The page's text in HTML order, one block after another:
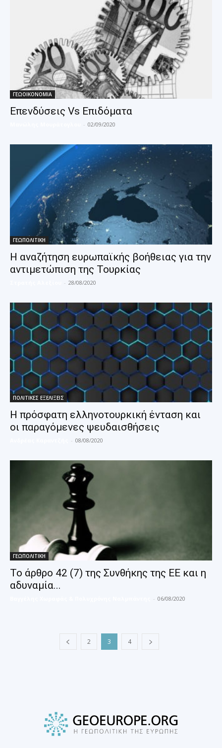
ΓΕΩΟΙΚΟΝΟΜΙΑ
Επενδύσεις Vs Επιδόματα
- 02/09/2020
ΓΕΩΠΟΛΙΤΙΚΗ
Η αναζήτηση ευρωπαϊκής βοήθειας για την
αντιμετώπιση της Τουρκίας
- 28/08/2020
ΠΟΛΙΤΙΚΕΣ ΕΞΕΛΙΞΕΙΣ
Η πρόσφατη ελληνοτουρκική ένταση και
οι παραγόμενες ψευδαισθήσεις
- 08/08/2020
ΓΕΩΠΟΛΙΤΙΚΗ
Το άρθρο 42 (7) της Συνθήκης της ΕΕ και η
αδυναμία...
- 06/08/2020
2 3 4